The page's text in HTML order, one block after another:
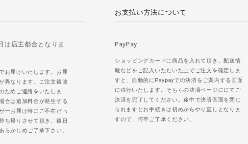
は店主都合となりま
お届けいたします。お届
異なります。ご注文後改
ためご連絡をいたしま
合は追加料金が発生する
一お届け時にご不在だっ
ち帰りさせて頂き、後日
らかじめご了承下さい。
お支払い方法について
PayPay
ショッピングカードに商品を入れて頂き、配送情
報などをご記入いただいた上でご注文を確定しま
すと、自動的にPaypayでの決済をご案内する画面
に移行いたします。そちらの決済ページににてご
決済を完了してください。途中で決済画面を閉じ
られますとお手続きは初めからやり直しとなりま
すので、何卒ご了承ください。